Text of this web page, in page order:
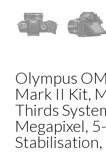
Olympus
Mark II Kit,
Thirds
Megapixel,